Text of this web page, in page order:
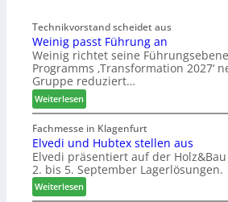
Technikvorstand scheidet aus
Weinig passt Führung an
Weinig richtet seine
Programms ‚Transformation 2027‘
Gruppe reduziert…
Weiterlesen:
W
e
i
n
i
p
Fachmesse in Klagenfurt
Elvedi und Hubtex stellen aus
Elvedi präsentiert auf der
2. bis 5. September Lagerlösungen.
Weiterlesen: